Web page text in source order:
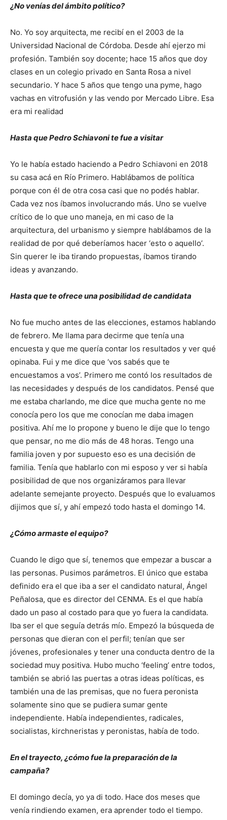
¿No venías del ámbito político?
No. Yo soy arquitecta, me recibí en el 2003 de la
Universidad Nacional de Córdoba. Desde ahí ejerzo mi
profesión. También soy docente; hace 15 años que doy
clases en un colegio privado en Santa Rosa a nivel
secundario. Y hace 5 años que tengo una pyme, hago
vachas en vitrofusión y las vendo por Mercado Libre. Esa
era mi realidad
Hasta que Pedro Schiavoni te fue a visitar
Yo le había estado haciendo a Pedro Schiavoni en 2018
su casa acá en Río Primero. Hablábamos de política
porque con él de otra cosa casi que no podés hablar.
Cada vez nos íbamos involucrando más. Uno se vuelve
crítico de lo que uno maneja, en mi caso de la
arquitectura, del urbanismo y siempre hablábamos de la
realidad de por qué deberíamos hacer ‘esto o aquello’.
Sin querer le iba tirando propuestas, íbamos tirando
ideas y avanzando.
Hasta que te ofrece una posibilidad de candidata
No fue mucho antes de las elecciones, estamos hablando
de febrero. Me llama para decirme que tenía una
encuesta y que me quería contar los resultados y ver qué
opinaba. Fui y me dice que ‘vos sabés que te
encuestamos a vos’. Primero me contó los resultados de
las necesidades y después de los candidatos. Pensé que
me estaba charlando, me dice que mucha gente no me
conocía pero los que me conocían me daba imagen
positiva. Ahí me lo propone y bueno le dije que lo tengo
que pensar, no me dio más de 48 horas. Tengo una
familia joven y por supuesto eso es una decisión de
familia. Tenía que hablarlo con mi esposo y ver si había
posibilidad de que nos organizáramos para llevar
adelante semejante proyecto. Después que lo evaluamos
dijimos que sí, y ahí empezó todo hasta el domingo 14.
¿Cómo armaste el equipo?
Cuando le digo que sí, tenemos que empezar a buscar a
las personas. Pusimos parámetros. El único que estaba
definido era el que iba a ser el candidato natural, Ángel
Peñalosa, que es director del CENMA. Es el que había
dado un paso al costado para que yo fuera la candidata.
Iba ser el que seguía detrás mío. Empezó la búsqueda de
personas que dieran con el perfil; tenían que ser
jóvenes, profesionales y tener una conducta dentro de la
sociedad muy positiva. Hubo mucho ‘feeling’ entre todos,
también se abrió las puertas a otras ideas políticas, es
también una de las premisas, que no fuera peronista
solamente sino que se pudiera sumar gente
independiente. Había independientes, radicales,
socialistas, kirchneristas y peronistas, había de todo.
En el trayecto, ¿cómo fue la preparación de la
campaña?
El domingo decía, yo ya di todo. Hace dos meses que
venía rindiendo examen, era aprender todo el tiempo.